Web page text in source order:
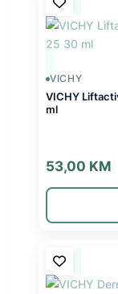
VICHY
VICHY
ml
53,00 KM